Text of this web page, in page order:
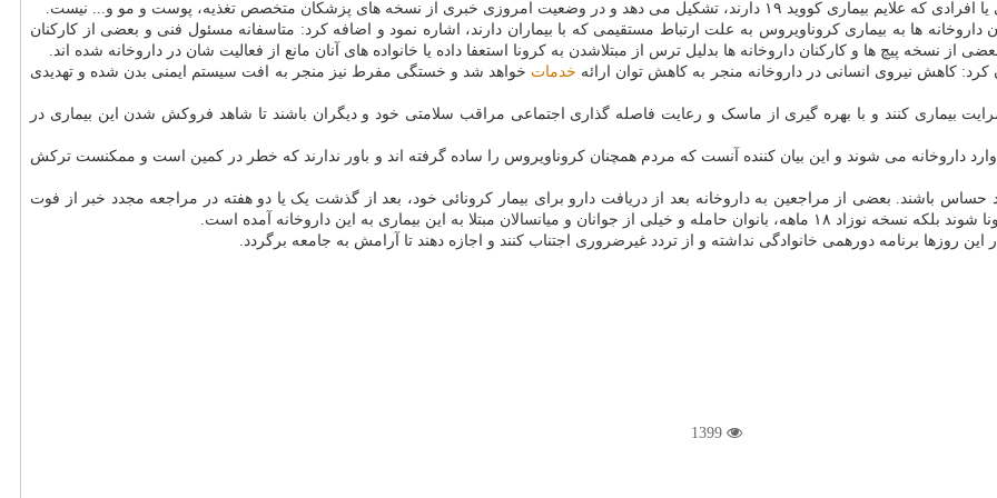
خبری از نسخه های پزشکان متخصص تغذیه، پوست و مو و... نیست.
ها به بیماری کروناویروس به علت ارتباط مستقیمی که با بیماران دارند، اشاره نمود و اضافه کرد: متاسفانه مسئول فنی و بعضی از کارکنان
از نسخه پیچ ها و کارکنان داروخانه ها بدلیل ترس از مبتلاشدن به کرونا استعفا داده یا خانواده های آنان مانع از فعالیت شان در داروخانه شده اند.
کرد: کاهش نیروی انسانی در داروخانه منجر به کاهش توان ارائه خدمات خواهد شد و خستگی مفرط نیز منجر به افت سیستم ایمنی بدن شده و تهدیدی
بیماری کنند و با بهره گیری از ماسک و رعایت فاصله گذاری اجتماعی مراقب سلامتی خود و دیگران باشند تا شاهد فروکش شدن این بیماری در
داروخانه می شوند و این بیان کننده آنست که مردم همچنان کروناویروس را ساده گرفته اند و باور ندارند که خطر در کمین است و ممکنست ترکش
باشند. بعضی از مراجعین به داروخانه بعد از دریافت دارو برای بیمار کرونائی خود، بعد از گذشت یک یا دو هفته در مراجعه مجدد خبر از فوت
مبتلا به این بیماری به این داروخانه آمده است.
روزها برنامه دورهمی خانوادگی نداشته و از تردد غیرضروری اجتناب کنند و اجازه دهند تا آرامش به جامعه برگردد.